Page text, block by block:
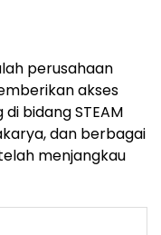
perusahaan
akses
bidang STEAM
dan berbagai
menjangkau